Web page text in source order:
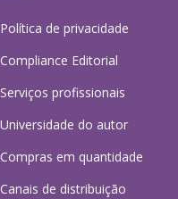
Política de privacidade
Compliance Editorial
Serviços profissionais
Universidade do autor
Compras em quantidade
Canais de distribuição